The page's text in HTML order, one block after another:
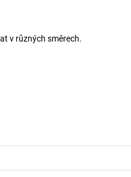
v různých směrech.